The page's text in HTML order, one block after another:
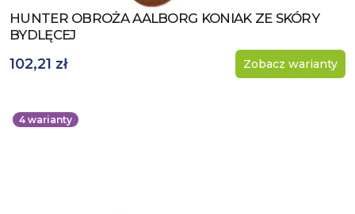
Zobacz produkt
HUNTER OBROŻA AALBORG KONIAK ZE SKÓRY
BYDLĘCEJ
102,21 zł Zobacz warianty
4 warianty